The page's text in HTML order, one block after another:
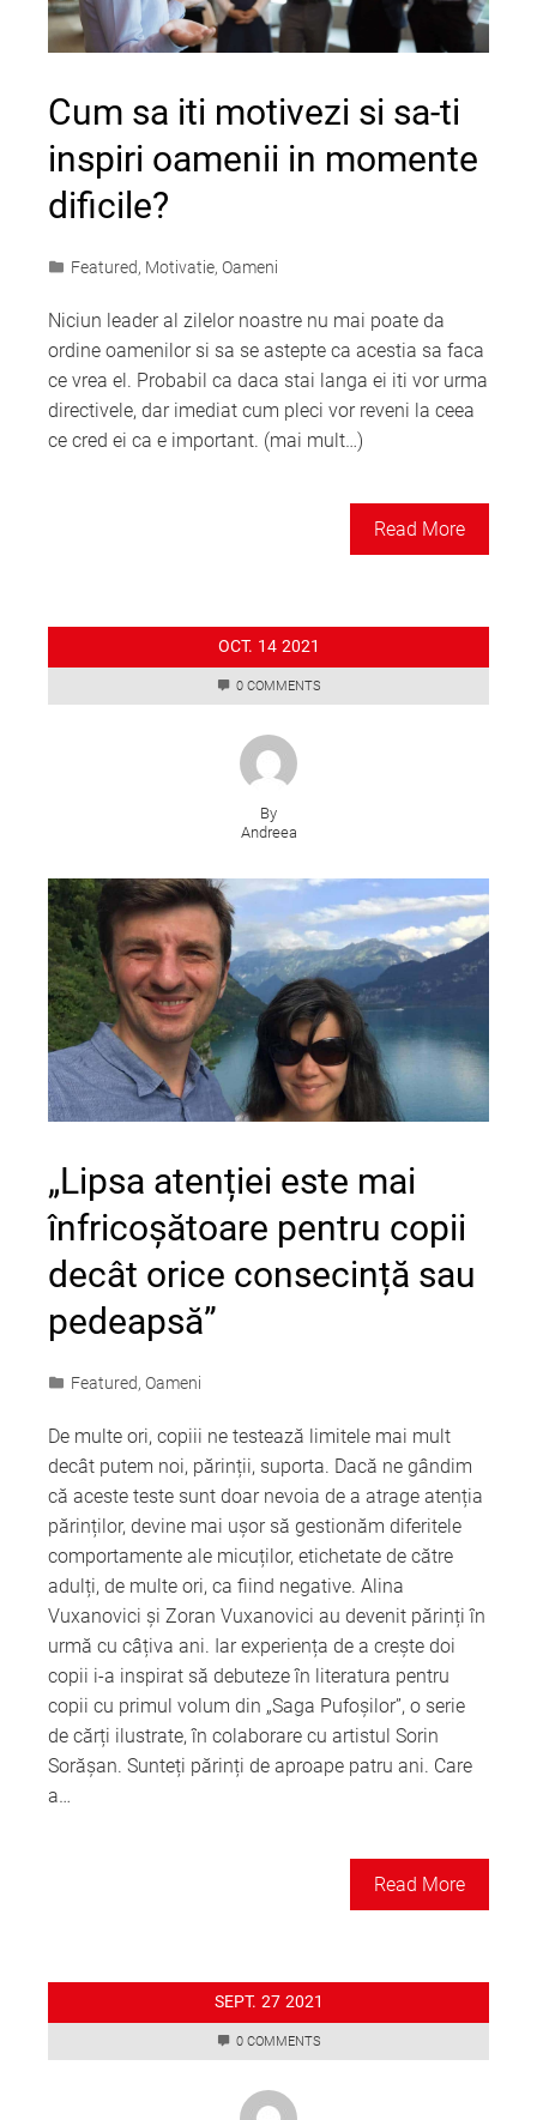
Cum sa iti motivezi si sa-ti
inspiri oamenii in momente
dificile?
Featured, Motivatie, Oameni
Niciun leader al zilelor noastre nu mai poate da
ordine oamenilor si sa se astepte ca acestia sa faca
ce vrea el. Probabil ca daca stai langa ei iti vor urma
directivele, dar imediat cum pleci vor reveni la ceea
ce cred ei ca e important. (mai mult…)
Read More
OCT. 14 2021
0 COMMENTS
By
Andreea
„Lipsa atenției este mai
înfricoșătoare pentru copii
decât orice consecință sau
pedeapsă”
Featured, Oameni
De multe ori, copiii ne testează limitele mai mult
decât putem noi, părinții, suporta. Dacă ne gândim
că aceste teste sunt doar nevoia de a atrage atenția
părinților, devine mai ușor să gestionăm diferitele
comportamente ale micuților, etichetate de către
adulți, de multe ori, ca fiind negative. Alina
Vuxanovici și Zoran Vuxanovici au devenit părinți în
urmă cu câțiva ani. Iar experiența de a crește doi
copii i-a inspirat să debuteze în literatura pentru
copii cu primul volum din „Saga Pufoșilor”, o serie
de cărți ilustrate, în colaborare cu artistul Sorin
Sorășan. Sunteți părinți de aproape patru ani. Care
a…
Read More
SEPT. 27 2021
0 COMMENTS